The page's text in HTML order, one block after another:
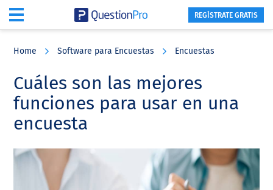
content
sidebar
REGÍSTRATE GRATIS
Home Software para Encuestas Encuestas
Cuáles son las mejores
funciones para usar en una
encuesta